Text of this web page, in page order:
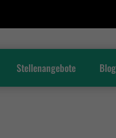
Stellenangebote Blog